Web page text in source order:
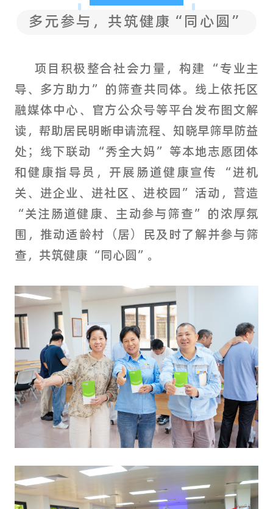
多元参与，共筑健康“同心圆”
项目积极整合社会力量，构建 “专业主
导、多方助力” 的筛查共同体。线上依托区
融媒体中心、官方公众号等平台发布图文解
读，帮助居民明晰申请流程、知晓早筛早防益
处；线下联动 “秀全大妈” 等本地志愿团体
和健康指导员，开展肠道健康宣传 “进机
关、进企业、进社区、进校园” 活动，营造
“关注肠道健康、主动参与筛查” 的浓厚氛
围，推动适龄村（居）民及时了解并参与筛
查，共筑健康 “同心圆”。